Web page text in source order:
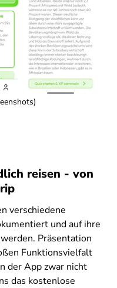
reisen - von
verschiedene
und auf ihre
Präsentation
Funktionsvielfalt
der App zwar nicht
das kostenlose